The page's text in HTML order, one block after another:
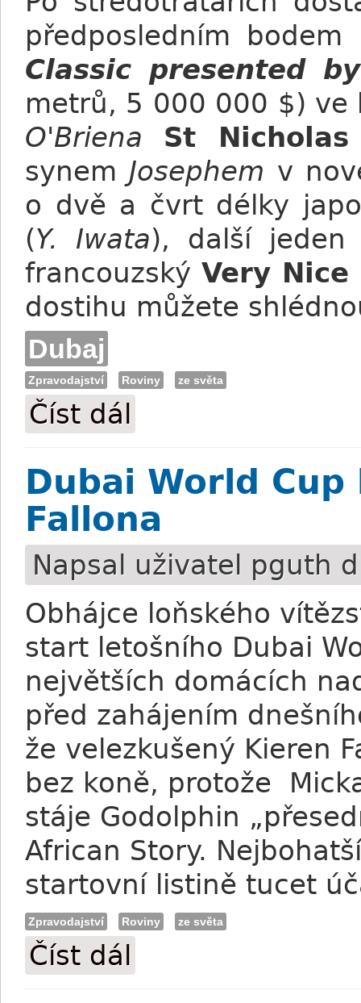
předposledním
Classic presented
metrů, 5 000 000 $)
O'Briena
St Nicholas
synem Josephem v
o dvě a čvrt délky
(Y. Iwata), další
francouzský Very
dostihu můžete
Dubaj
Zpravodajství Roviny ze světa
Číst dál
Dubai World
Fallona
Napsal uživatel pguth
Obhájce loňského
start letošního Dubai
největších domácích
před zahájením
že velezkušený Kieren
bez koně, protože
stáje Godolphin
African Story.
startovní listině tucet
Zpravodajství Roviny ze světa
Číst dál